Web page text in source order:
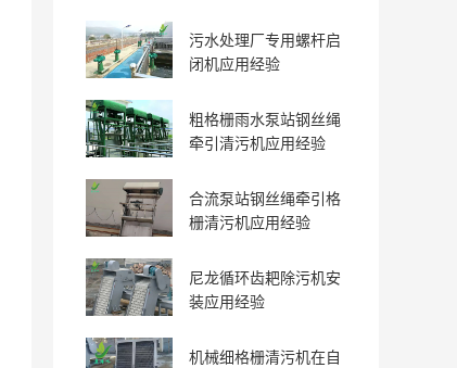
污水处理厂专用螺杆启
闭机应用经验
粗格栅雨水泵站钢丝绳
牵引清污机应用经验
合流泵站钢丝绳牵引格
栅清污机应用经验
尼龙循环齿耙除污机安
装应用经验
机械细格栅清污机在自